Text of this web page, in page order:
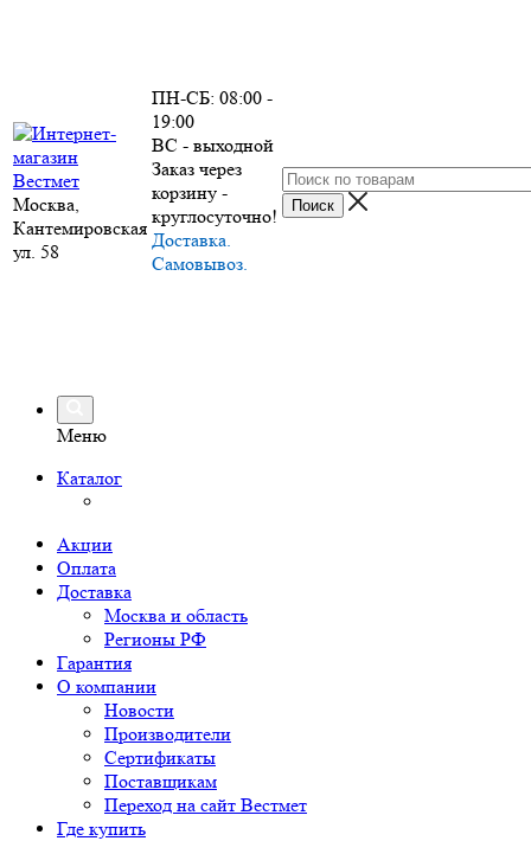
Москва,
Кантемировская
ул. 58
ПН-СБ: 08:00 -
19:00
ВС - выходной
Заказ через
корзину -
круглосуточно!
Доставка.
Самовывоз.
Меню
Каталог
Акции
Оплата
Доставка
Москва и область
Регионы РФ
Гарантия
О компании
Новости
Производители
Сертификаты
Поставщикам
Переход на сайт Вестмет
Где купить